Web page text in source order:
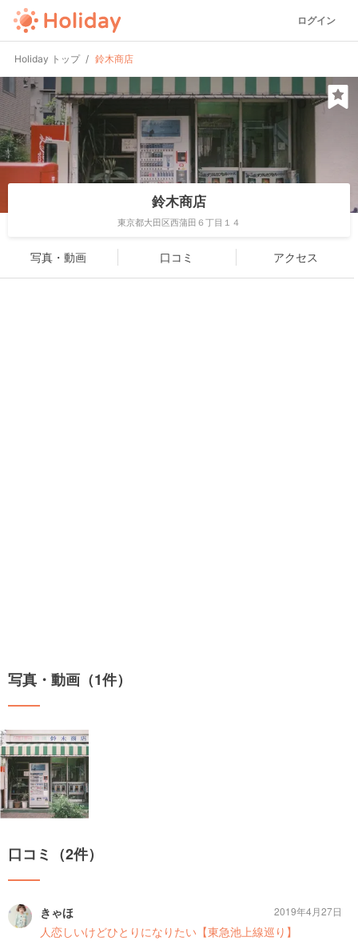
ログイン
Holiday トップ 鈴木商店
鈴木商店
東京都大田区西蒲田６丁目１４
写真・動画 口コミ アクセス
写真・動画（1件）
口コミ（2件）
きゃほ
人恋しいけどひとりになりたい【東急池上線巡り】
2019年4月27日